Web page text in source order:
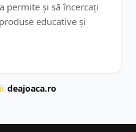
permite și să încercați
educative și
deajoaca.ro